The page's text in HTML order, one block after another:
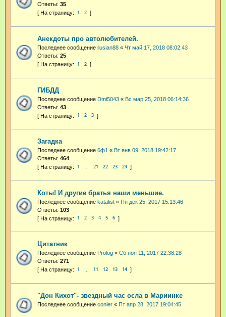
Ответы: 35
1 2
Анекдоты про автолюбителей.
Последнее сообщение ilusian88 « Чт май 17, 2018 08:02:43
Ответы: 25
1 2
ГИБДД
Последнее сообщение Dmi5043 « Вс мар 25, 2018 06:14:36
Ответы: 43
1 2 3
Загадка
Последнее сообщение 6ф1 « Вт янв 09, 2018 19:42:17
Ответы: 464
1 … 21 22 23 24
Коты! И другие братья наши меньшие.
Последнее сообщение katalist « Пн дек 25, 2017 15:13:46
Ответы: 103
1 2 3 4 5 6
Цитатник
Последнее сообщение Prolog « Сб ноя 11, 2017 22:38:28
Ответы: 271
1 11 12 13 14
"Дон Кихот"- звездный час осла в Мариинке
Последнее сообщение conler « Пт апр 28, 2017 19:04:45